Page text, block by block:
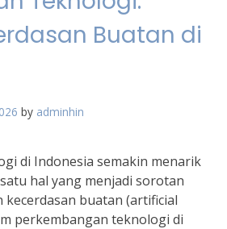
Buatan di
by adminhin
di Indonesia semakin menarik
hal yang menjadi sorotan
kecerdasan buatan (artificial
perkembangan teknologi di